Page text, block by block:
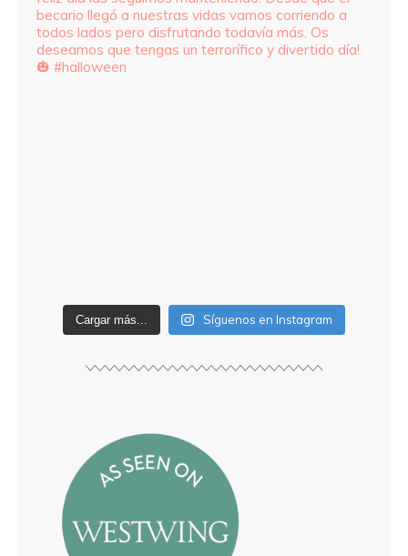
Cargar más... Síguenos en Instagram